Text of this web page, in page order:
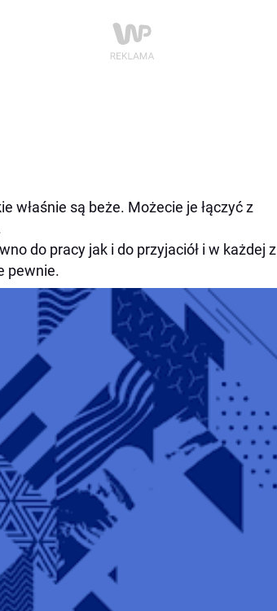
właśnie są beże. Możecie je łączyć z
do pracy jak i do przyjaciół i w każdej z
pewnie.